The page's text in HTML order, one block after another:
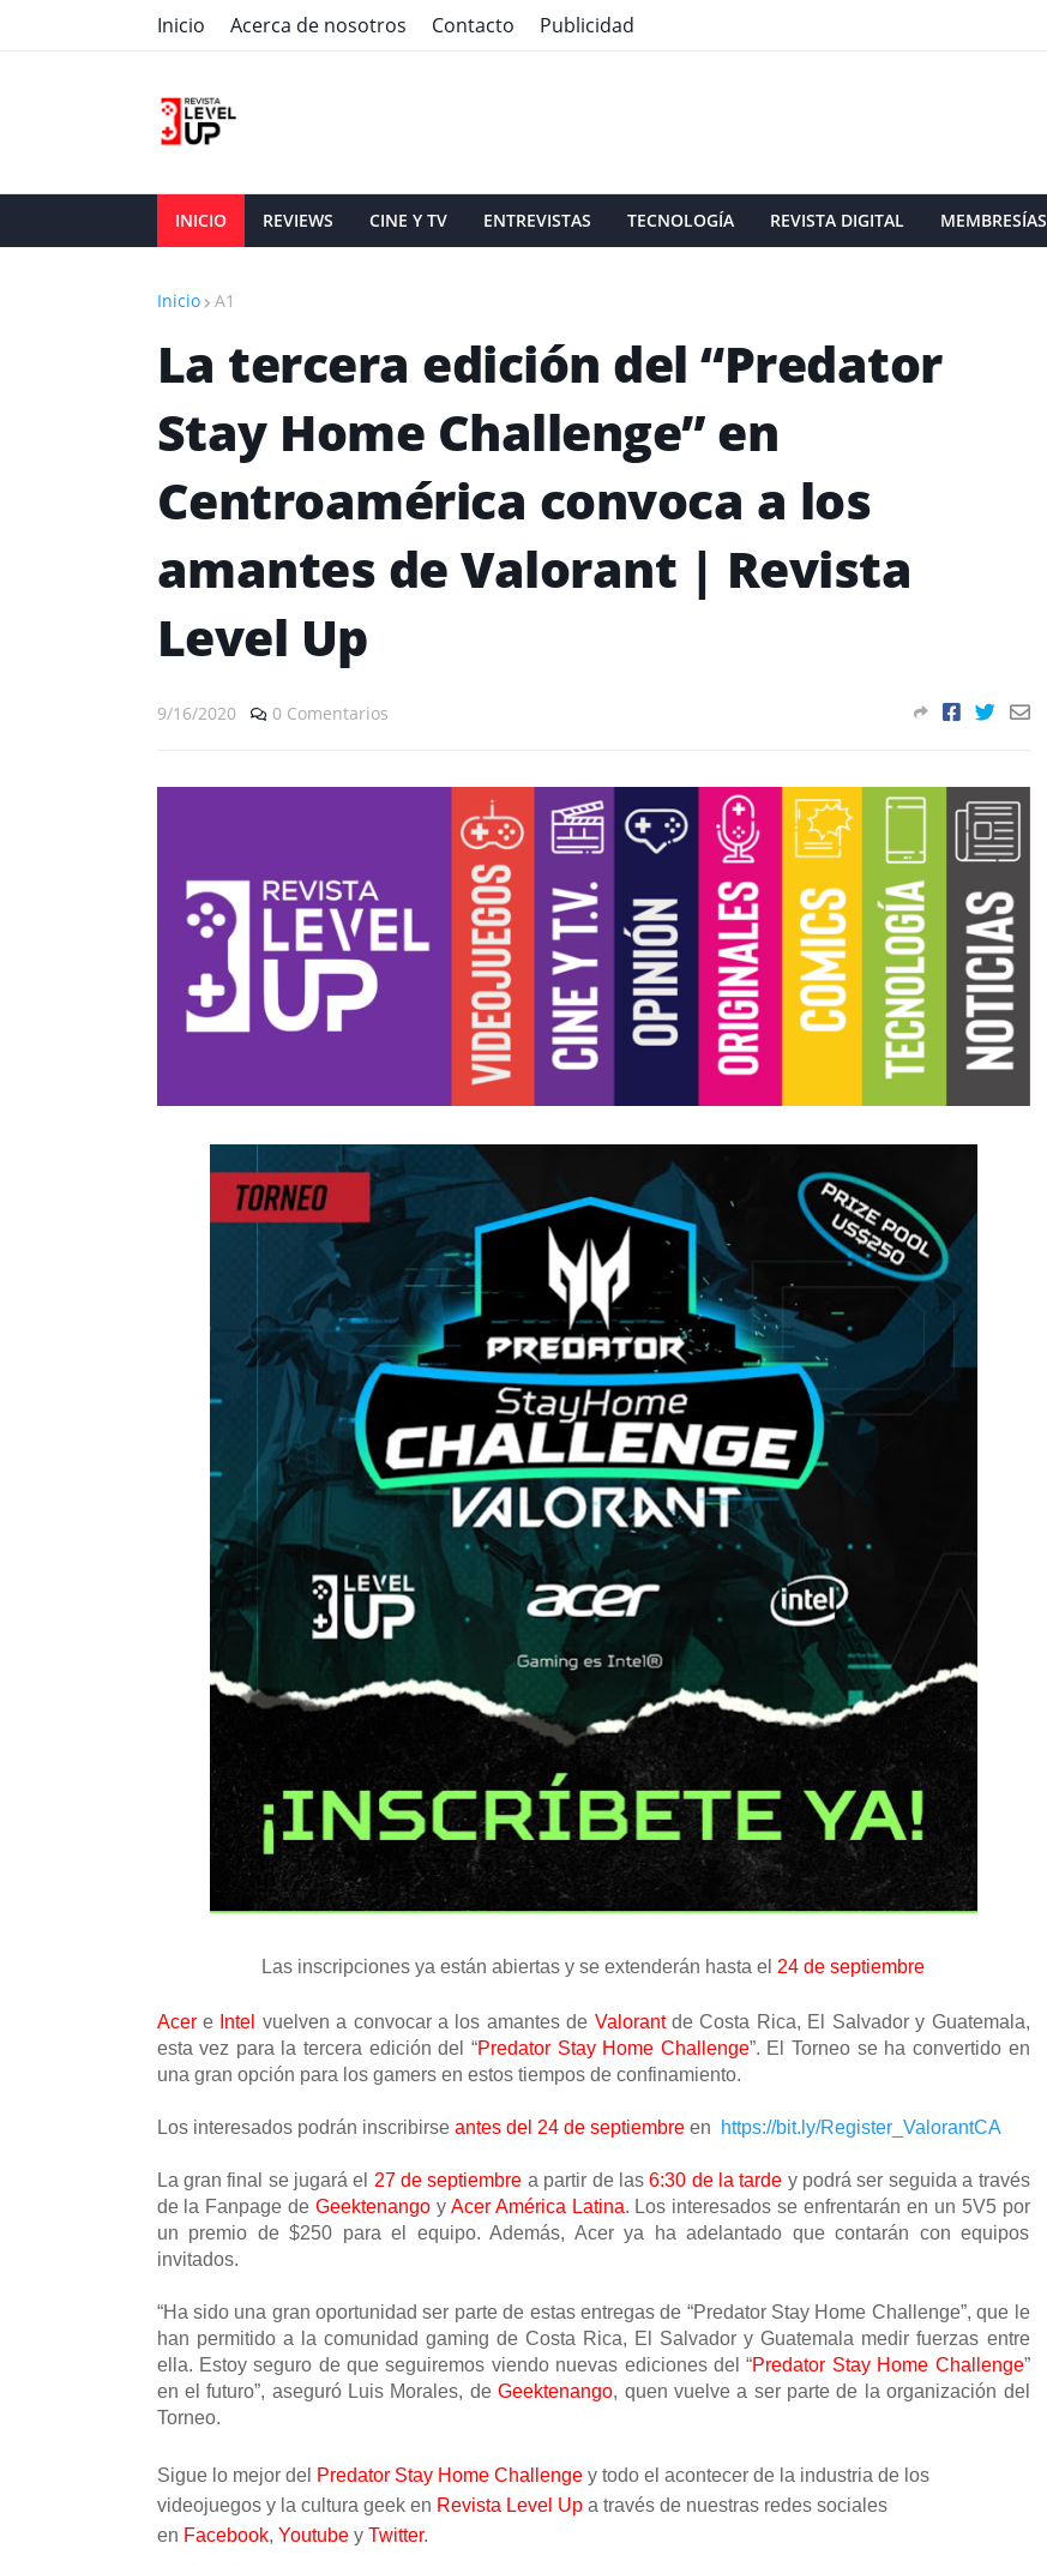
Inicio Acerca de nosotros Contacto Publicidad
INICIO REVIEWS CINE Y TV ENTREVISTAS TECNOLOGÍA REVISTA DIGITAL MEMBRESÍAS
Inicio A1
La tercera edición del “Predator
Stay Home Challenge” en
Centroamérica convoca a los
amantes de Valorant | Revista
Level Up
9/16/2020 0 Comentarios
Las inscripciones ya están abiertas y se extenderán hasta el 24 de septiembre
Acere Intel vuelven a convocar a los amantes de Valorantde Costa Rica, El Salvador y Guatemala,
esta vez para la tercera edición del “Predator Stay Home Challenge”. El Torneo se ha convertido en
una gran opción para los gamers en estos tiempos de confinamiento.
Los interesados podrán inscribirse antes del 24 de septiembreen https://bit.ly/Register_ValorantCA
La gran final se jugará el 27 de septiembre a partir de las6:30 de la tarde y podrá ser seguida a través
de la Fanpage de Geektenango y Acer América Latina. Los interesados se enfrentarán en un 5V5 por
un premio de $250 para el equipo. Además, Acer ya ha adelantado que contarán con equipos
invitados.
“Ha sido una gran oportunidad ser parte de estas entregas de “Predator Stay Home Challenge”, que le
han permitido a la comunidad gaming de Costa Rica, El Salvador y Guatemala medir fuerzas entre
ella. Estoy seguro de que seguiremos viendo nuevas ediciones del “Predator Stay Home Challenge”
en el futuro”, aseguró Luis Morales, deGeektenango, quen vuelve a ser parte de la organización del
Torneo.
Sigue lo mejor del Predator Stay Home Challengey todo el acontecer de la industria de los
videojuegos y la cultura geek en Revista Level Upa través de nuestras redes sociales
en Facebook, Youtubey Twitter.